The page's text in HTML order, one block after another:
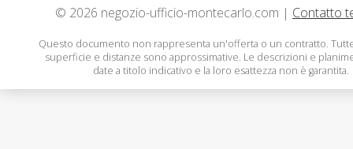
© 2026 negozio-ufficio-montecarlo.com | Contatto
Questo documento non rappresenta un'offerta o un contratto.
superficie e distanze sono approssimative. Le descrizioni e
date a titolo indicativo e la loro esattezza non è garantita.